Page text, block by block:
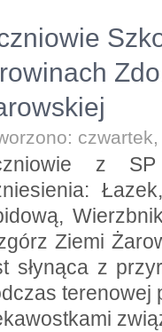
z SP
Ziemi
słynąca z
terenowej